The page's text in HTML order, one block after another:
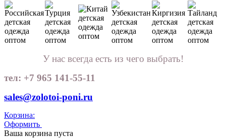
У нас всегда есть из чего выбрать!
тел: +7 965 141-55-11
sales@zolotoi-poni.ru
Корзина:
Оформить
Ваша корзина пуста